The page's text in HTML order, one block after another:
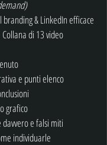
& LinkedIn efficace
di 13 video
e punti elenco
grafico
davvero e falsi miti
individuarle